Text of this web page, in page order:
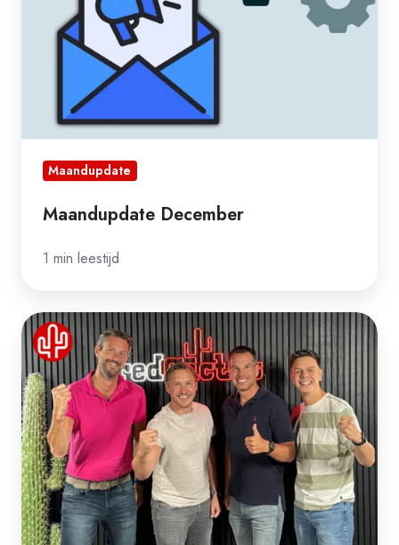
Maandupdate
Maandupdate December
1 min leestijd
CarQall
en
Red
Cactus
kondigen
technisch
partnerschap
aan